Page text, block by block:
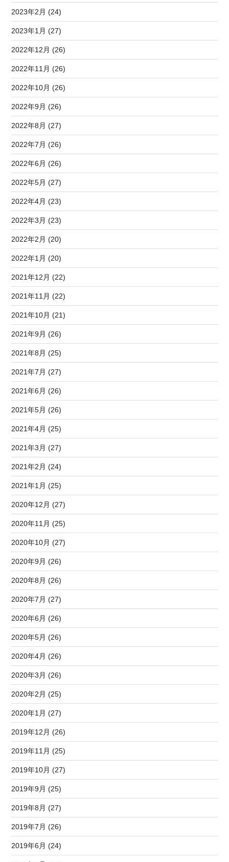
2023年2月 (24)
2023年1月 (27)
2022年12月 (26)
2022年11月 (26)
2022年10月 (26)
2022年9月 (26)
2022年8月 (27)
2022年7月 (26)
2022年6月 (26)
2022年5月 (27)
2022年4月 (23)
2022年3月 (23)
2022年2月 (20)
2022年1月 (20)
2021年12月 (22)
2021年11月 (22)
2021年10月 (21)
2021年9月 (26)
2021年8月 (25)
2021年7月 (27)
2021年6月 (26)
2021年5月 (26)
2021年4月 (25)
2021年3月 (27)
2021年2月 (24)
2021年1月 (25)
2020年12月 (27)
2020年11月 (25)
2020年10月 (27)
2020年9月 (26)
2020年8月 (26)
2020年7月 (27)
2020年6月 (26)
2020年5月 (26)
2020年4月 (26)
2020年3月 (26)
2020年2月 (25)
2020年1月 (27)
2019年12月 (26)
2019年11月 (25)
2019年10月 (27)
2019年9月 (25)
2019年8月 (27)
2019年7月 (26)
2019年6月 (24)